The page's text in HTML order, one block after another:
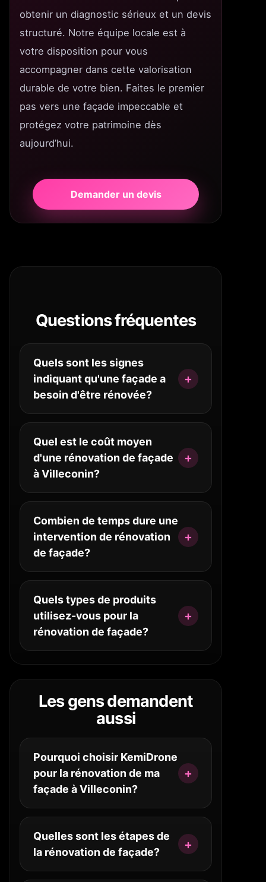
obtenir un diagnostic sérieux et un devis
structuré. Notre équipe locale est à
votre disposition pour vous
accompagner dans cette valorisation
durable de votre bien. Faites le premier
pas vers une façade impeccable et
protégez votre patrimoine dès
aujourd’hui.
Demander un devis
Questions fréquentes
Quels sont les signes
indiquant qu'une façade a
besoin d'être rénovée?
Quel est le coût moyen
d'une rénovation de façade
à Villeconin?
Combien de temps dure une
intervention de rénovation
de façade?
Quels types de produits
utilisez-vous pour la
rénovation de façade?
Les gens demandent
aussi
Pourquoi choisir KemiDrone
pour la rénovation de ma
façade à Villeconin?
Quelles sont les étapes de
la rénovation de façade?